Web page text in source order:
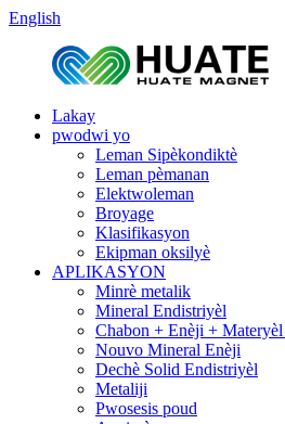
English
Lakay
pwodwi yo
Leman Sipèkondiktè
Leman pèmanan
Elektwoleman
Broyage
Klasifikasyon
Ekipman oksilyè
APLIKASYON
Minrè metalik
Mineral Endistriyèl
Chabon + Enèji +
Nouvo Mineral Enèji
Dechè Solid Endistriyèl
Metaliji
Pwosesis poud